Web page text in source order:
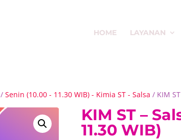
HOME LAYANAN
/Senin (10.00 - 11.30 WIB) - Kimia ST - Salsa / KIM
KIM ST –
11.30 WIB)